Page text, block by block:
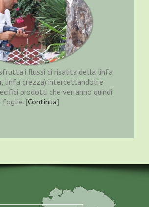
sfrutta i flussi di risalita della linfa
linfa grezza) intercettandoli e
prodotti che verranno quindi
foglie. [Continua]